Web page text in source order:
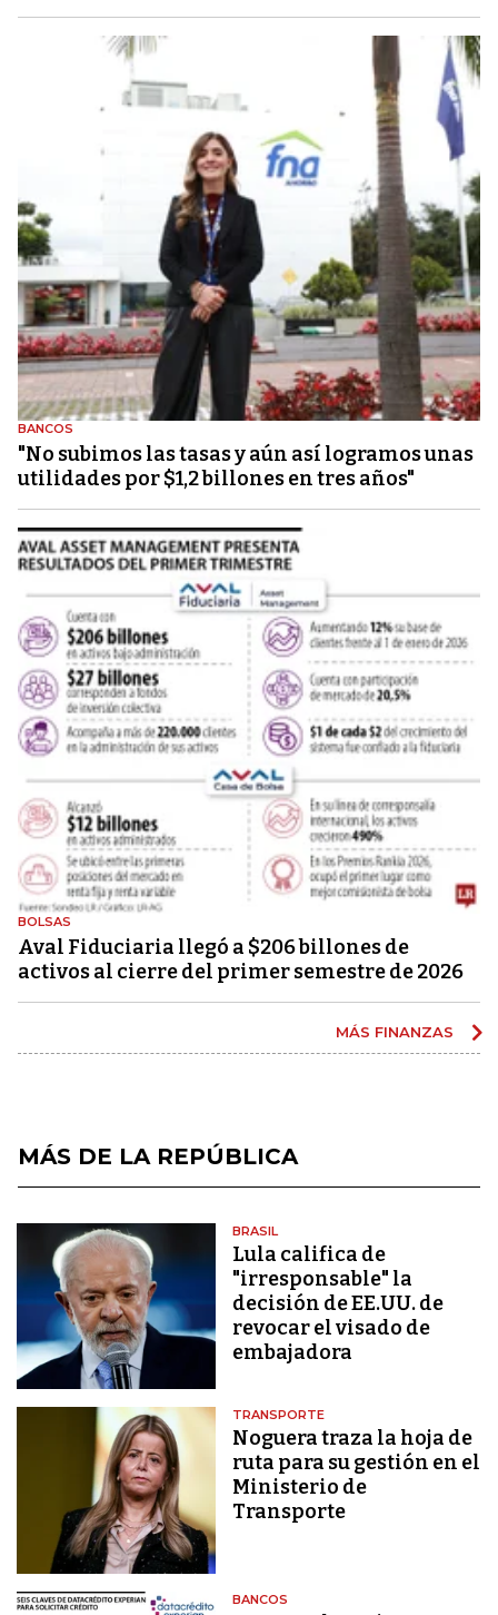
BANCOS
"No subimos las tasas y aún así logramos unas
utilidades por $1,2 billones en tres años"
BOLSAS
Aval Fiduciaria llegó a $206 billones de
activos al cierre del primer semestre de 2026
MÁS FINANZAS
MÁS DE LA REPÚBLICA
BRASIL
Lula califica de
"irresponsable" la
decisión de EE.UU. de
revocar el visado de
embajadora
TRANSPORTE
Noguera traza la hoja de
ruta para su gestión en el
Ministerio de
Transporte
BANCOS